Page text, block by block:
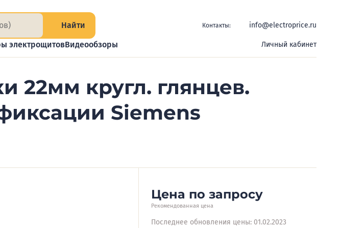
Найти Контакты: info@electroprice.ru
электрощитовВидеообзоры Личный кабинет
22мм кругл. глянцев.
Siemens
Цена по запросу
Рекомендованная цена
Последнее обновления цены: 01.02.2023